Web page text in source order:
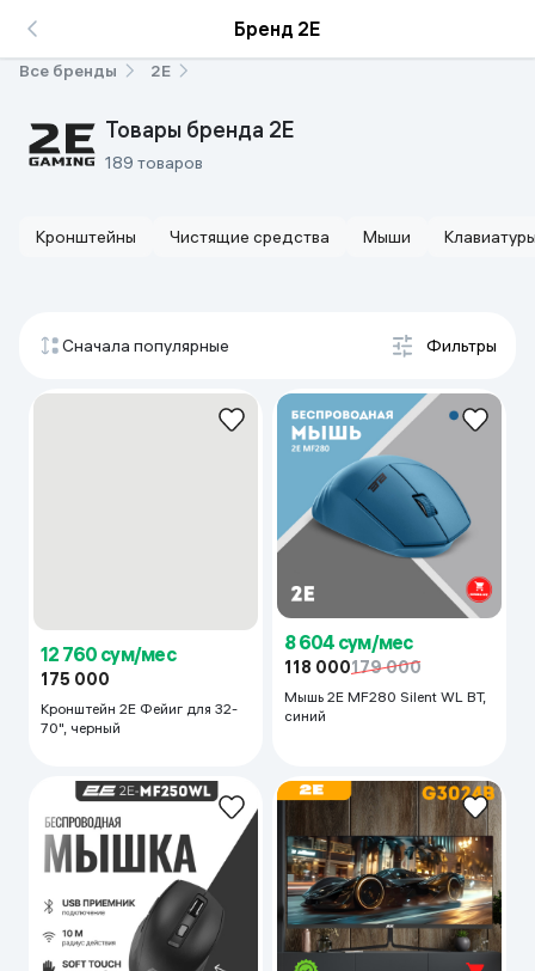
Бренд 2E
Все бренды 2E
Товары бренда 2E
189 товаров
Кронштейны Чистящие средства Мыши
Сначала популярные Фильтры
12 760 сум/мес
175 000
70", черный
8 604 сум/мес
118 000179 000
Мышь 2E MF280 Silent WL BT,
синий